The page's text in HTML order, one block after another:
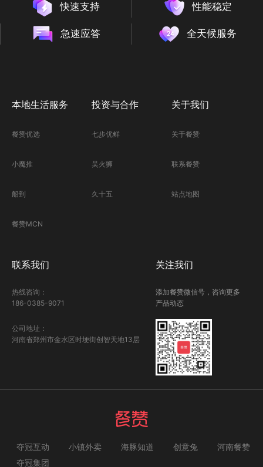
快速支持 性能稳定
急速应答 全天候服务
本地生活服务
餐赞优选
小魔推
船到
餐赞MCN
投资与合作
七步优鲜
吴火狮
久十五
关于我们
关于餐赞
联系餐赞
站点地图
联系我们
热线咨询：
186-0385-9071
公司地址：
河南省郑州市金水区时埂街创智天地13层
关注我们
添加餐赞微信号，咨询更多
产品动态
夺冠互动 小镇外卖 海豚知道 创意兔
河南餐赞
夺冠集团